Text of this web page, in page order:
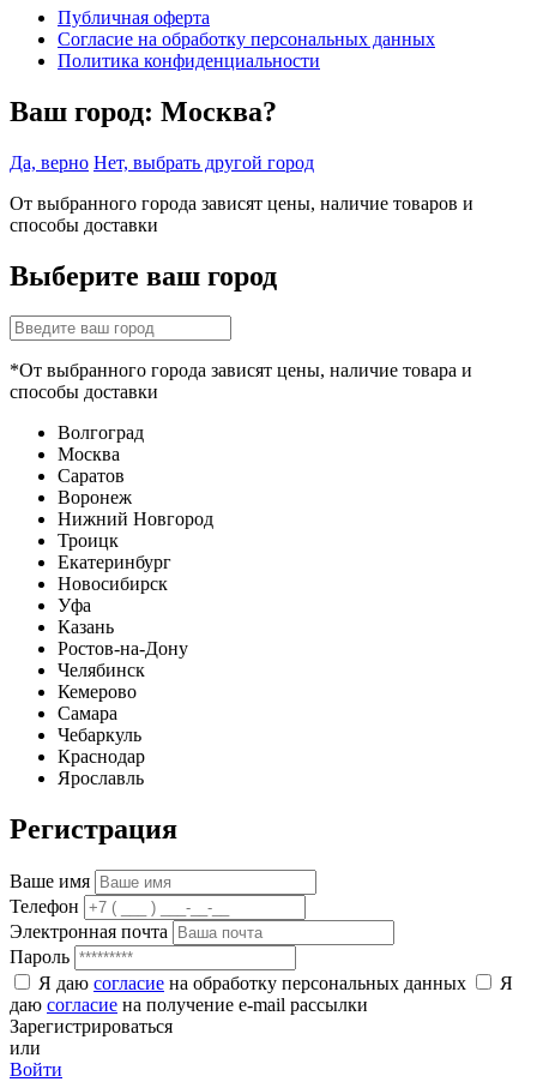
Публичная оферта
Согласие на обработку персональных данных
Политика конфиденциальности
Ваш город: Москва?
Да, верно Нет, выбрать другой город
От выбранного города зависят цены, наличие товаров и
способы доставки
Выберите ваш город
*От выбранного города зависят цены, наличие товара и
способы доставки
Волгоград
Москва
Саратов
Воронеж
Нижний Новгород
Троицк
Екатеринбург
Новосибирск
Уфа
Казань
Ростов-на-Дону
Челябинск
Кемерово
Самара
Чебаркуль
Краснодар
Ярославль
Регистрация
Ваше имя
Телефон
Электронная почта
Пароль
Я даю согласие на обработку персональных данных
Я
даю согласие на получение e-mail рассылки
Зарегистрироваться
или
Войти